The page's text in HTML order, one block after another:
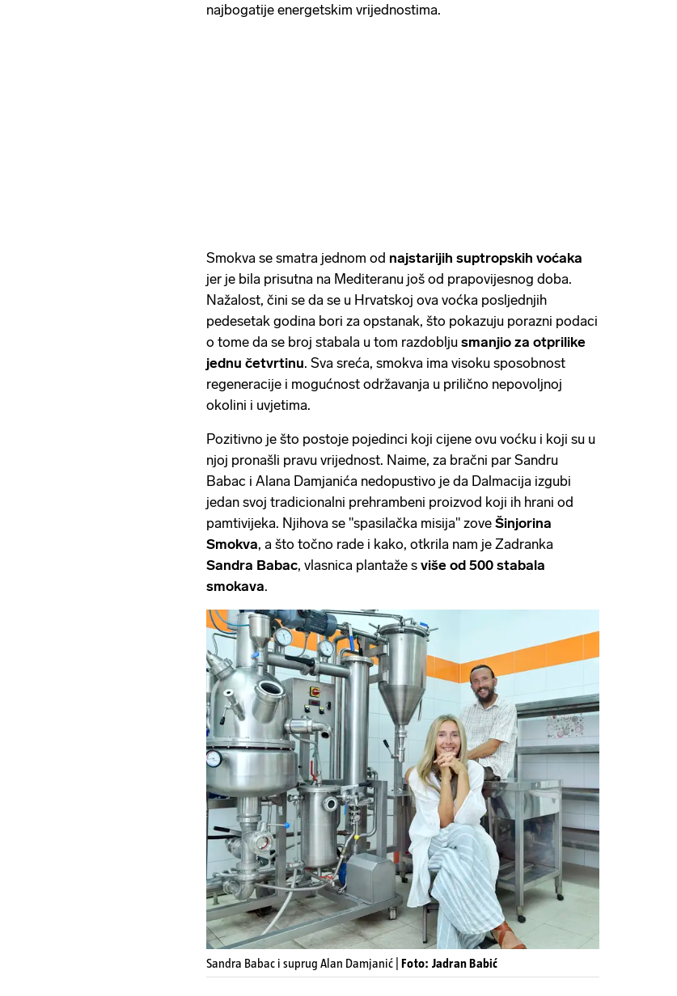
najbogatije energetskim vrijednostima.
Smokva se smatra jednom od najstarijih suptropskih voćaka
jer je bila prisutna na Mediteranu još od prapovijesnog doba.
Nažalost, čini se da se u Hrvatskoj ova voćka posljednjih
pedesetak godina bori za opstanak, što pokazuju porazni podaci
o tome da se broj stabala u tom razdoblju smanjio za otprilike
jednu četvrtinu. Sva sreća, smokva ima visoku sposobnost
regeneracije i mogućnost održavanja u prilično nepovoljnoj
okolini i uvjetima.
Pozitivno je što postoje pojedinci koji cijene ovu voćku i koji su u
njoj pronašli pravu vrijednost. Naime, za bračni par Sandru
Babac i Alana Damjanića nedopustivo je da Dalmacija izgubi
jedan svoj tradicionalni prehrambeni proizvod koji ih hrani od
pamtivijeka. Njihova se "spasilačka misija" zove Šinjorina
Smokva, a što točno rade i kako, otkrila nam je Zadranka
Sandra Babac, vlasnica plantaže s više od 500 stabala
smokava.
Sandra Babac i suprug Alan Damjanić | Foto: Jadran Babić